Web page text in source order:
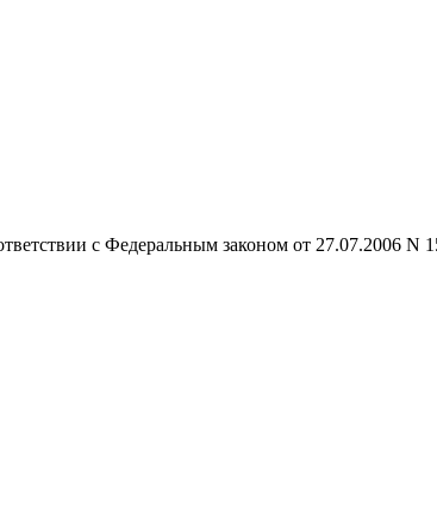
с Федеральным законом от 27.07.2006 N